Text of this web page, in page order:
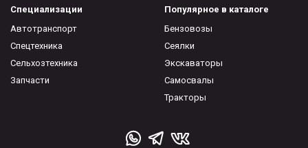
Специализации
Автотранспорт
Спецтехника
Сельхозтехника
Запчасти
Популярное в каталоге
Бензовозы
Сеялки
Экскаваторы
Самосвалы
Тракторы